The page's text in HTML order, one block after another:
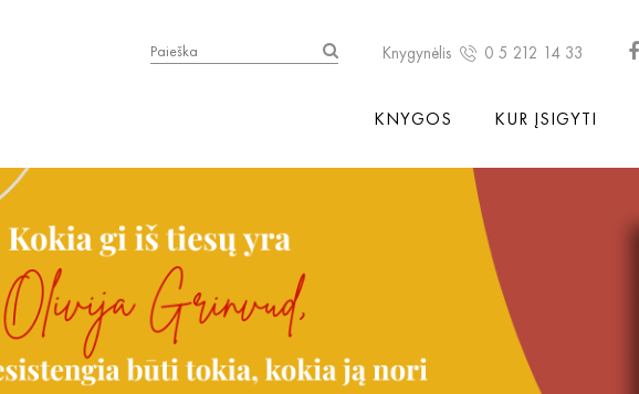
Knygynėlis 0 5 212 14 33
KNYGOS KUR ĮSIGYTI